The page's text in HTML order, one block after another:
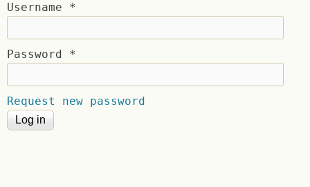
Username *
Password *
Request new password